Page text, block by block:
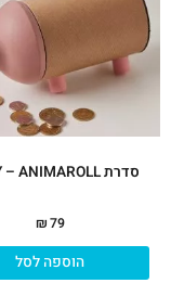
סדרת PIGGY – ANIMAROLL
₪79
הוספה לסל